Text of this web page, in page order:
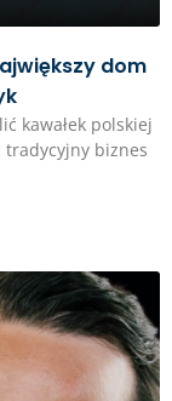
dom
kawałek polskiej
tradycyjny biznes